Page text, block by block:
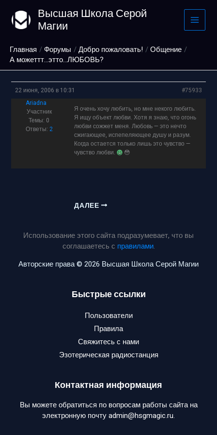
содержимому
Высшая Школа Серой
Магии
Главная Форумы Добро пожаловать!
Общение
А можеттт…этто…ЛЮБОВЬ?
22 июня, 2006 в 10:31
#75933
Ariadna
Участник
Темы: 0
Ответы: 2
Я очень хочу любить, но мне некого любить.
Я ищу объект любви. Хотя я знаю, что огонь
любви сожжет меня. Любовь — это нечто
сжигающее, испепеляющее душу и разум.
Когда остается только лишь это чувство —
чувство любви.
😳
ДАЛЕЕ
Использование этого сайта подразумевает, что вы
соглашаетесь с правилами.
Авторские права © 2026 Высшая Школа Серой Магии
Быстрые ссылки
Пользователи
Правила
Свяжитесь с нами
Эзотерическая радиостанция
Контактная информация
Вы можете обратиться по вопросам работы сайта на
электронную почту admin@hsgmagic.ru.